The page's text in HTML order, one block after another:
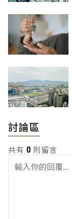
討論區
共有 0 則留言